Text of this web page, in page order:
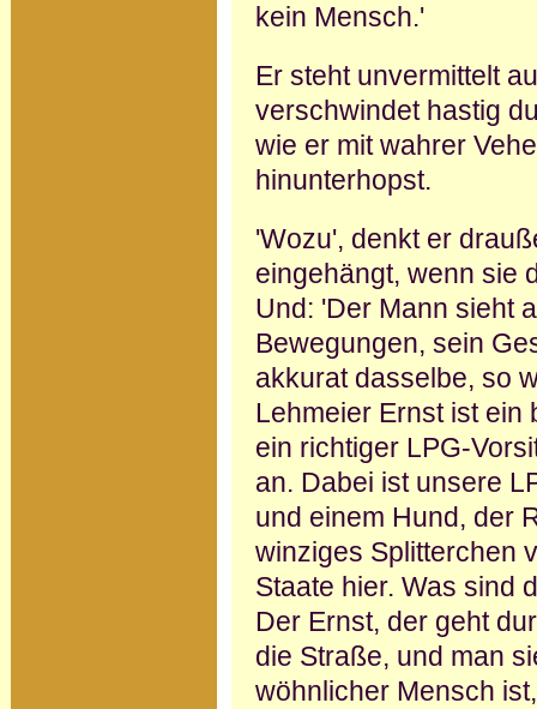
kein Mensch.'
Er steht unvermittelt
ver­schwindet hastig
wie er mit wahrer
hinunterhopst.
'Wozu', denkt er
eingehängt, wenn sie
Und: 'Der Mann sieht
Bewegungen, sein
akkurat dasselbe, so
Lehmeier Ernst ist ein
ein richtiger LPG-
an. Dabei ist unsere
und einem Hund, der
winziges Splitterchen
Staate hier. Was sind
Der Ernst, der geht
die Straße, und man
wöhnlicher Mensch